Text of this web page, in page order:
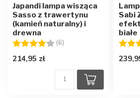
Japandi lampa wisząca
Sasso z trawertynu
(kamień naturalny) i
drewna
Ocena:
(6) 4.0 na 5 gwiazdek
214,95 zł
Sabi
białe